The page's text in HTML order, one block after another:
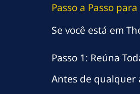
Passo a Passo
Se você está em
Passo 1: Reúna
Antes de qualquer